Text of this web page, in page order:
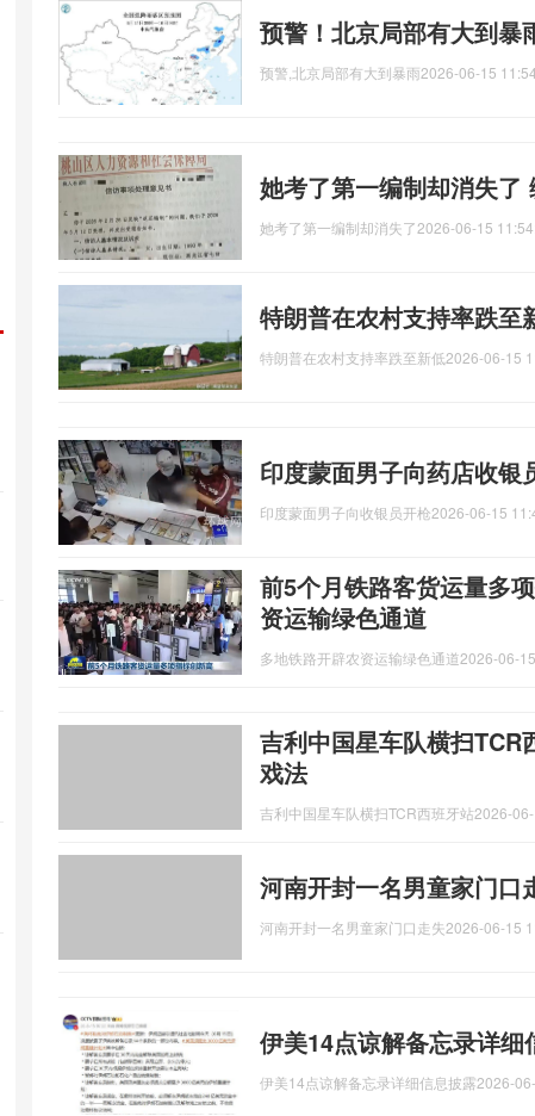
预警！北京局部有大到暴
预警,北京局部有大到暴雨2026-06-15
她考了第一编制却消失了
她考了第一编制却消失了2026-06-15
特朗普在农村支持率跌至
特朗普在农村支持率跌至新低2026-06-15
印度蒙面男子向药店收银
印度蒙面男子向收银员开枪2026-06-15
前5个月铁路客货运量多
资运输绿色通道
多地铁路开辟农资运输绿色通道2026-06-
吉利中国星车队横扫
戏法
吉利中国星车队横扫TCR西班牙站2026-
河南开封一名男童家门口
河南开封一名男童家门口走失2026-06-15
伊美14点谅解备忘录详
伊美14点谅解备忘录详细信息披露2026-